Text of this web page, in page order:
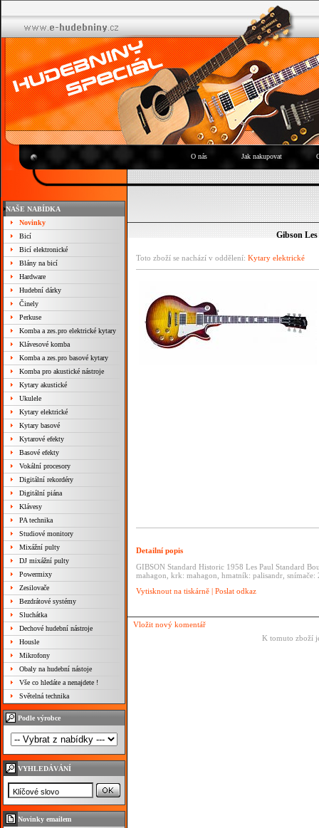
O nás Jak nakupovat
NAŠE NABÍDKA
Novinky
Bicí
Bicí elektronické
Blány na bicí
Hardware
Hudební dárky
Činely
Perkuse
Komba a zes.pro elektrické kytary
Klávesové komba
Komba a zes.pro basové kytary
Komba pro akustické nástroje
Kytary akustické
Ukulele
Kytary elektrické
Kytary basové
Kytarové efekty
Basové efekty
Vokální procesory
Digitální rekordéry
Digitální piána
Klávesy
PA technika
Studiové monitory
Mixážní pulty
DJ mixážní pulty
Powermixy
Zesilovače
Bezdrátové systémy
Sluchátka
Dechové hudební nástroje
Housle
Mikrofony
Obaly na hudební nástoje
Vše co hledáte a nenajdete !
Světelná technika
Podle výrobce
VYHLEDÁVÁNÍ
Novinky emailem
Gibson
Toto zboží se nachází v oddělení: Kytary elektrické
Detailní popis
GIBSON Standard Historic 1958 Les Paul Standard
mahagon, krk: mahagon, hmatník: palisandr,
Vytisknout na tiskárně | Poslat odkaz
Vložit nový komentář
K tomuto zboží